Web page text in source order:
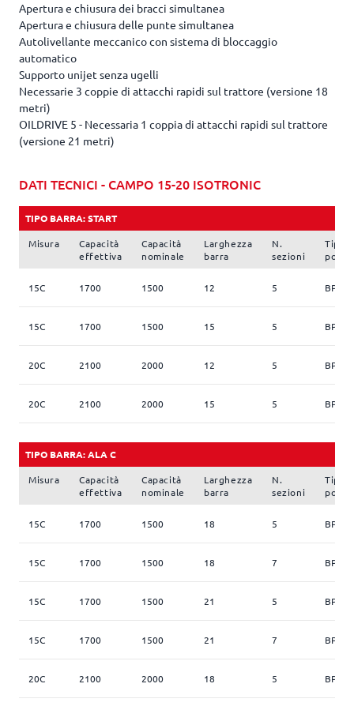
Apertura e chiusura dei bracci simultanea
Apertura e chiusura delle punte simultanea
Autolivellante meccanico con sistema di bloccaggio
automatico
Supporto unijet senza ugelli
Necessarie 3 coppie di attacchi rapidi sul trattore (versione 18
metri)
OILDRIVE 5 - Necessaria 1 coppia di attacchi rapidi sul trattore
(versione 21 metri)
DATI TECNICI - CAMPO 15-20 ISOTRONIC
TIPO BARRA: START
Misura
Capacità
effettiva
Capacità
nominale
Larghezza
barra
N.
sezioni
Tipo
15C 1700 1500 12 5 BP
15C 1700 1500 15 5 BP
20C 2100 2000 12 5 BP
20C 2100 2000 15 5 BP
TIPO BARRA: ALA C
Misura
Capacità
effettiva
Capacità
nominale
Larghezza
barra
N.
sezioni
Tipo
15C 1700 1500 18 5 BP
15C 1700 1500 18 7 BP
15C 1700 1500 21 5 BP
15C 1700 1500 21 7 BP
20C 2100 2000 18 5 BP